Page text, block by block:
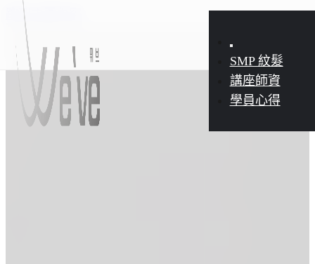
跳到主要內容
SMP 紋髮
講座師資
學員心得
立即報名講座